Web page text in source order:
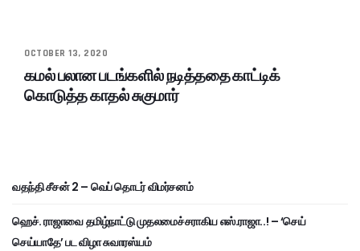
OCTOBER 13, 2020
கமல் பலான படங்களில் நடித்ததை காட்டிக்
கொடுத்த காதல் சுகுமார்
வதந்தி சீசன் 2 – வெப் தொடர் விமர்சனம்
ஹெச். ராஜாவை தமிழ்நாட்டு முதலமைச்சராகிய எஸ்.ராஜா..! – ‘செய்
செய்யாதே’ பட விழா சுவாரஸ்யம்